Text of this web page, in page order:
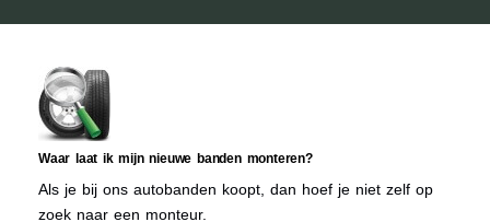
Waar laat ik mijn nieuwe banden monteren?
Als je bij ons autobanden koopt, dan hoef je niet zelf op
zoek naar een monteur.